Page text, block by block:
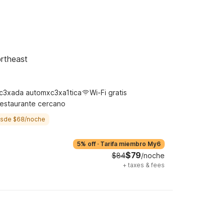
automxc3xa1tica
Wi-Fi gratis
cercano
$68/noche
5% off · Tarifa miembro My6
$84$79/noche
+ taxes & fees